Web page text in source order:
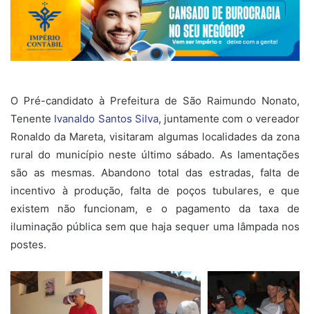
O Pré-candidato à Prefeitura de São Raimundo Nonato,
Tenente Ivanaldo Santos Silva, juntamente com o vereador
Ronaldo da Mareta, visitaram algumas localidades da zona
rural do município neste último sábado. As lamentações
são as mesmas. Abandono total das estradas, falta de
incentivo à produção, falta de poços tubulares, e que
existem não funcionam, e o pagamento da taxa de
iluminação pública sem que haja sequer uma lâmpada nos
postes.